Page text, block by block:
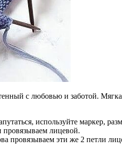
с любовью и заботой.
используйте маркер,
лицевой.
провязываем эти же 2 петли